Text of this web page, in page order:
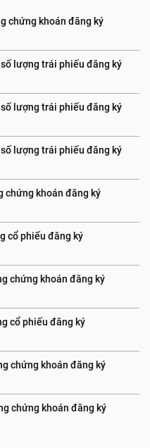
chứng khoán đăng ký
lượng trái phiếu đăng ký
lượng trái phiếu đăng ký
lượng trái phiếu đăng ký
chứng khoán đăng ký
cổ phiếu đăng ký
chứng khoán đăng ký
cổ phiếu đăng ký
chứng khoán đăng ký
chứng khoán đăng ký